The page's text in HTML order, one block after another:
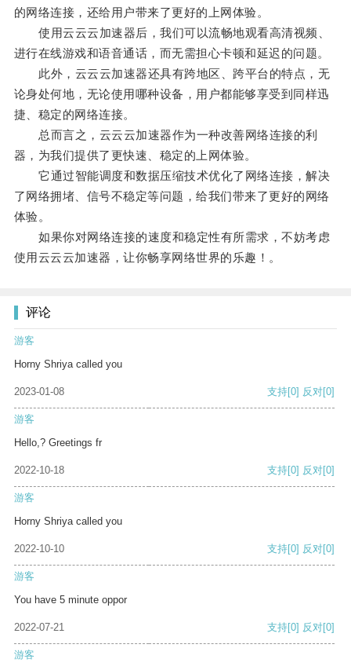
的网络连接，还给用户带来了更好的上网体验。
使用云云云加速器后，我们可以流畅地观看高清视频、
进行在线游戏和语音通话，而无需担心卡顿和延迟的问题。
此外，云云云加速器还具有跨地区、跨平台的特点，无
论身处何地，无论使用哪种设备，用户都能够享受到同样迅
捷、稳定的网络连接。
总而言之，云云云加速器作为一种改善网络连接的利
器，为我们提供了更快速、稳定的上网体验。
它通过智能调度和数据压缩技术优化了网络连接，解决
了网络拥堵、信号不稳定等问题，给我们带来了更好的网络
体验。
如果你对网络连接的速度和稳定性有所需求，不妨考虑
使用云云云加速器，让你畅享网络世界的乐趣！。
评论
游客
Horny Shriya called you
2023-01-08 支持[0] 反对[0]
游客
Hello,? Greetings fr
2022-10-18 支持[0] 反对[0]
游客
Horny Shriya called you
2022-10-10 支持[0] 反对[0]
游客
You have 5 minute oppor
2022-07-21 支持[0] 反对[0]
游客